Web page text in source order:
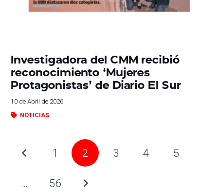
Investigadora del CMM recibió
reconocimiento ‘Mujeres
Protagonistas’ de Diario El Sur
10 de Abril de 2026
NOTICIAS
1 2 3 4 5
… 56